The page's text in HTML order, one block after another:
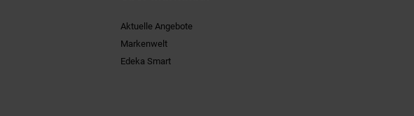
Aktuelle Angebote
Markenwelt
Edeka Smart